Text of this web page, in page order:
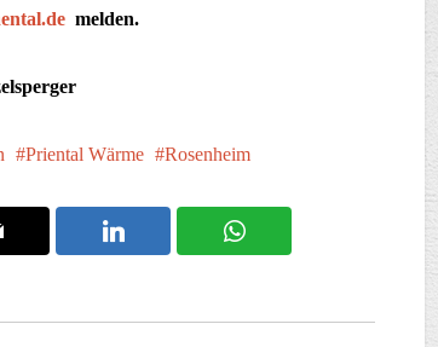
melden.
Priental Wärme Rosenheim